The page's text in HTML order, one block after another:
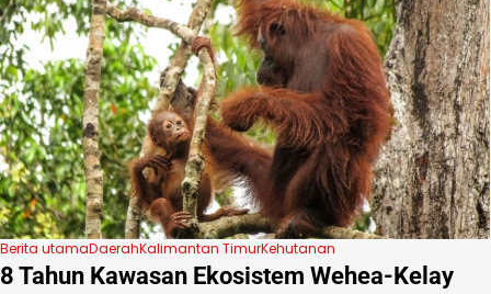
Berita utamaDaerahKalimantan TimurKehutanan
8 Tahun Kawasan Ekosistem Wehea-Kelay